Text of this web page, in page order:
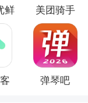
鲜 美团骑手
弹琴吧